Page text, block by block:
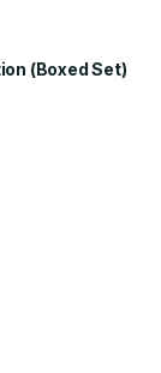
(Boxed Set)